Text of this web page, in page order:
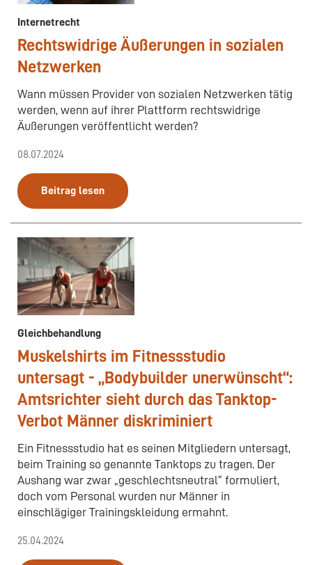
Internetrecht
Rechtswidrige Äußerungen in sozialen
Netzwerken
Wann müssen Provider von sozialen Netzwerken tätig
werden, wenn auf ihrer Plattform rechtswidrige
Äußerungen veröffentlicht werden?
08.07.2024
Beitrag lesen
Gleichbehandlung
Muskelshirts im Fitnessstudio
untersagt - „Bodybuilder unerwünscht“:
Amtsrichter sieht durch das Tanktop-
Verbot Männer diskriminiert
Ein Fitnessstudio hat es seinen Mitgliedern untersagt,
beim Training so genannte Tanktops zu tragen. Der
Aushang war zwar „geschlechtsneutral“ formuliert,
doch vom Personal wurden nur Männer in
einschlägiger Trainingskleidung ermahnt.
25.04.2024